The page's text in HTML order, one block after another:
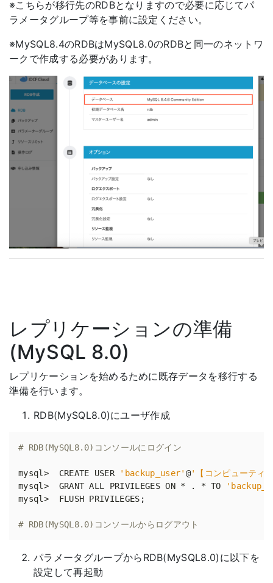
※こちらが移行先のRDBとなりますので必要に応じてパ
ラメータグループ等を事前に設定ください。
※MySQL8.4のRDBはMySQL8.0のRDBと同一のネットワ
ークで作成する必要があります。
レプリケーションの準備
(MySQL 8.0)
レプリケーションを始めるために既存データを移行する
準備を行います。
RDB(MySQL8.0)にユーザ作成
# RDB(MySQL8.0)コンソールにログイン
mysql>  CREATE USER 'backup_user' @'【コンピューティ
mysql>  GRANT ALL PRIVILEGES ON * . * TO
mysql>  FLUSH PRIVILEGES ;
# RDB(MySQL8.0)コンソールからログアウト
パラメータグループからRDB(MySQL8.0)に以下を
設定して再起動